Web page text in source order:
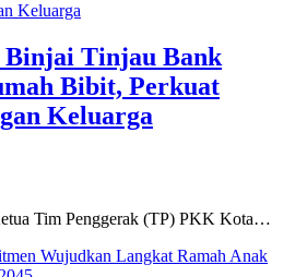
Tinjau Bank
Bibit, Perkuat
Keluarga
Tim Penggerak (TP) PKK Kota…